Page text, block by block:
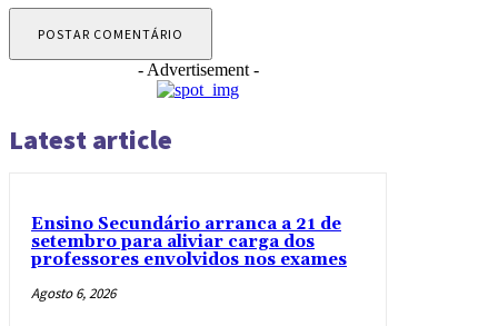
- Advertisement -
Latest article
Ensino Secundário arranca a 21 de
setembro para aliviar carga dos
professores envolvidos nos exames
Agosto 6, 2026